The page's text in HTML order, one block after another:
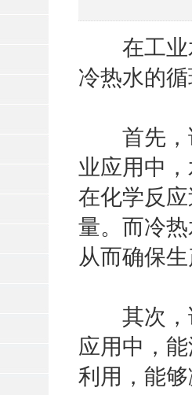
在工业
冷热水的
首先，该
业应用中
在化学反
量。而冷
从而确保
其次，该
应用中，
利用，能